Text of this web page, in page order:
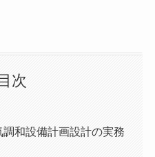
目次
和設備計画設計の実務